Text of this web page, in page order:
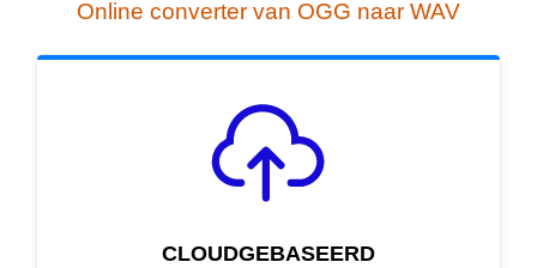
Online converter van OGG naar WAV
CLOUDGEBASEERD